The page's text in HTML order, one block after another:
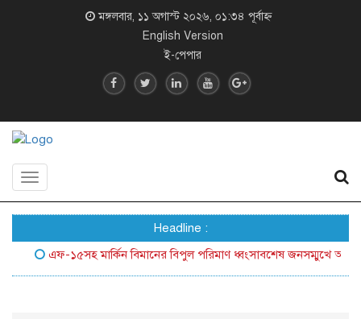
মঙ্গলবার, ১১ অগাস্ট ২০২৬, ০১:৩৪ পূর্বাহ্ন
English Version
ই-পেপার
Toggle
Headline :
এফ-১৫সহ মার্কিন বিমানের বিপুল পরিমাণ ধ্বংসাবশেষ জনসম্মুখে আনল ইরান